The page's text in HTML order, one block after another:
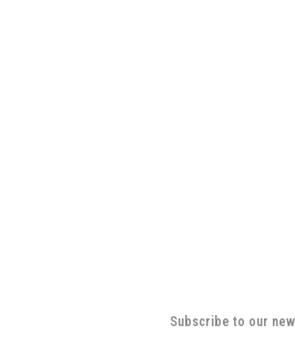
Subscribe to our